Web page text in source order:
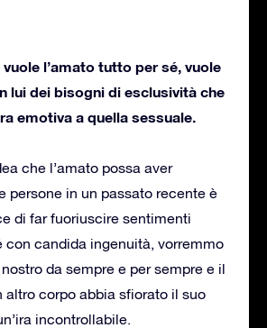
l’amato tutto per sé, vuole
lui dei bisogni di esclusività che
emotiva a quella sessuale.
che l’amato possa aver
persone in un passato recente è
di far fuoriuscire sentimenti
con candida ingenuità, vorremmo
da sempre e per sempre e il
altro corpo abbia sfiorato il suo
incontrollabile.